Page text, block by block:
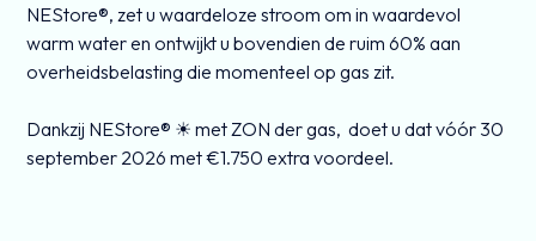
NEStore®, zet u waardeloze stroom om in waardevol
warm water en ontwijkt u bovendien de ruim 60% aan
overheidsbelasting die momenteel op gas zit.
Dankzij NEStore® ☀ met ZON der gas, doet u dat vóór 30
september 2026 met €1.750 extra voordeel.